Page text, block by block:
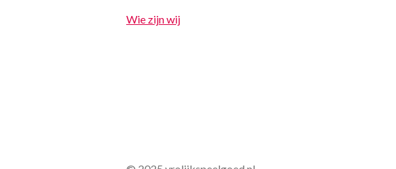
Wie zijn wij